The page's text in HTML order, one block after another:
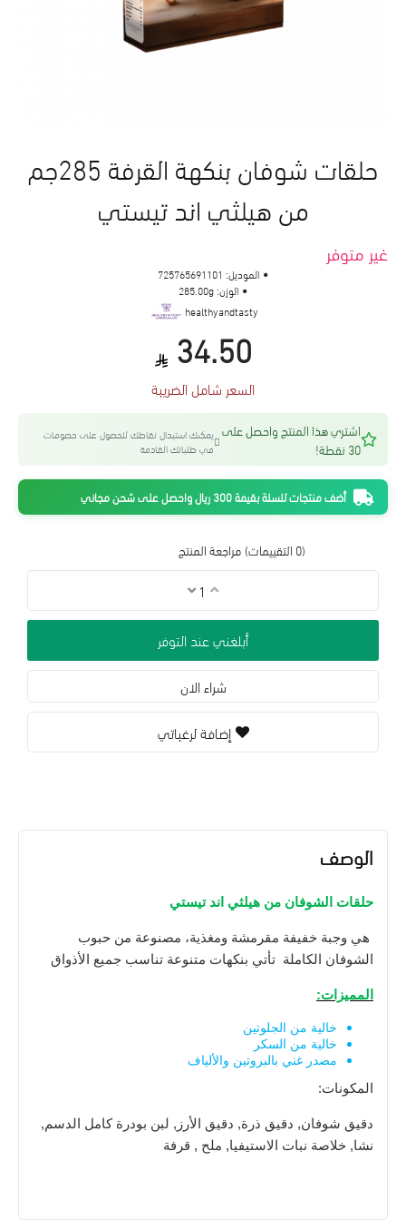
غير متوفر
حلقات شوفان بنكهة القرفة 285جم
من هيلثي اند تيستي
(0 التقييمات) مراجعة المنتج
34.50
السعر شامل الضريبة
الموديل: 725765691101
الوزن: 285.00g
healthyandtasty
اشتري هذا المنتج واحصل على
30 نقطة!
يمكنك استبدال نقاطك للحصول على خصومات
في طلباتك القادمة
أضف منتجات للسلة بقيمة 300 ريال واحصل على شحن مجاني
أبلغني عند التوفر
شراء الان
إضافة لرغباتي
الوصف
حلقات الشوفان من هيلثي اند تيستي
هي وجبة خفيفة مقرمشة ومغذية، مصنوعة من حبوب
الشوفان الكاملة تأتي بنكهات متنوعة تناسب جميع الأذواق
المميزات:
خالية من الجلوتين
خالية من السكر
مصدر غني بالبروتين والألياف
المكونات:
دقيق شوفان, دقيق ذرة, دقيق الأرز, لبن بودرة كامل الدسم,
نشا, خلاصة نبات الاستيفيا, ملح , قرفة